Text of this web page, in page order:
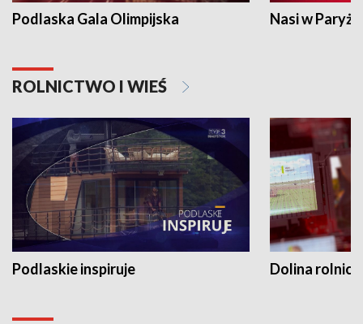
Podlaska Gala Olimpijska Nasi w Paryżu
ROLNICTWO I WIEŚ
Podlaskie inspiruje Dolina